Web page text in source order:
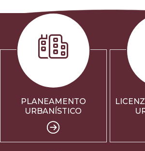
PLANEAMENTO
URBANÍSTICO